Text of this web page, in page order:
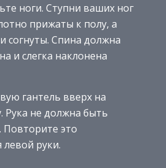
ноги. Ступни ваших ног
прижаты к полу, а
согнуты. Спина должна
и слегка наклонена
гантель вверх на
Рука не должна быть
Повторите это
руки.